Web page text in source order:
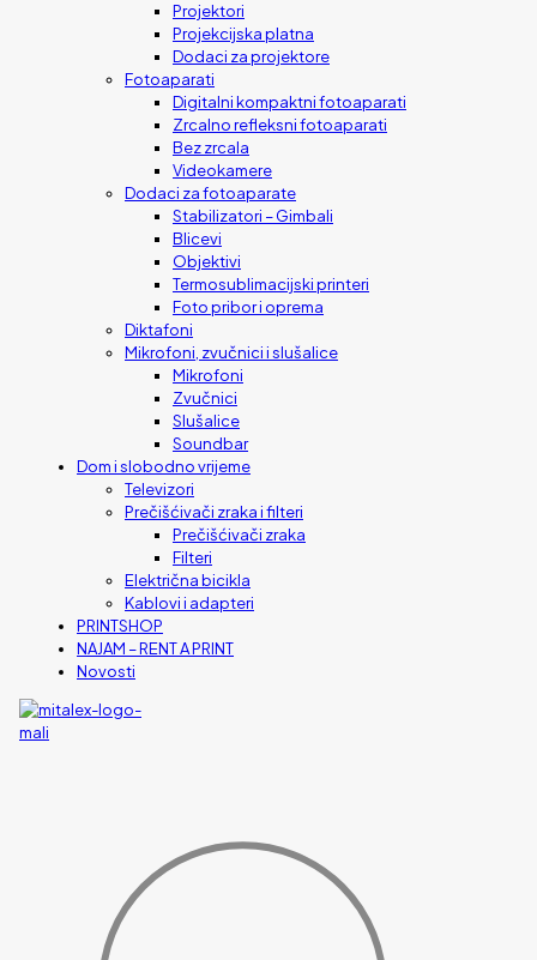
Projektori
Projekcijska platna
Dodaci za projektore
Fotoaparati
Digitalni kompaktni fotoaparati
Zrcalno refleksni fotoaparati
Bez zrcala
Videokamere
Dodaci za fotoaparate
Stabilizatori – Gimbali
Blicevi
Objektivi
Termosublimacijski printeri
Foto pribor i oprema
Diktafoni
Mikrofoni, zvučnici i slušalice
Mikrofoni
Zvučnici
Slušalice
Soundbar
Dom i slobodno vrijeme
Televizori
Prečišćivači zraka i filteri
Prečišćivači zraka
Filteri
Električna bicikla
Kablovi i adapteri
PRINTSHOP
NAJAM – RENT A PRINT
Novosti